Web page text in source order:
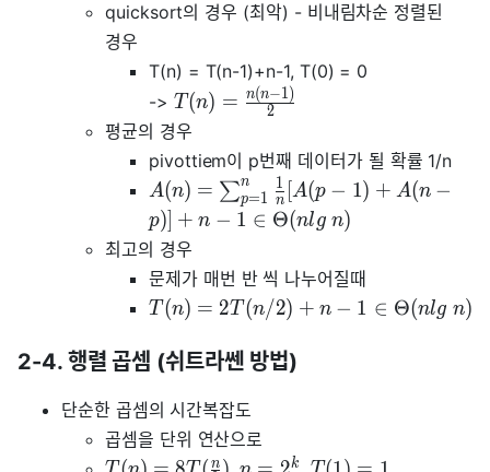
quicksort의 경우 (최악) - 비내림차순 정렬된
경우
T(n) = T(n-1)+n-1, T(0) = 0
-> T (n) = 2
n(n−1)
평균의 경우
pivottiem이 p번째 데이터가 될 확률 1/n
A(n) = ∑p=1
n
n
1 [A(p − 1) + A(n −
p) + n − 1 ∈ Θ(nlg n)
최고의 경우
문제가 매번 반 씩 나누어질때
T (n) = 2T (n/2) + n − 1 ∈ Θ(nlg n)
2-4. 행렬 곱셈 (쉬트라쎈 방법)
단순한 곱셈의 시간복잡도
곱셈을 단위 연산으로
n k